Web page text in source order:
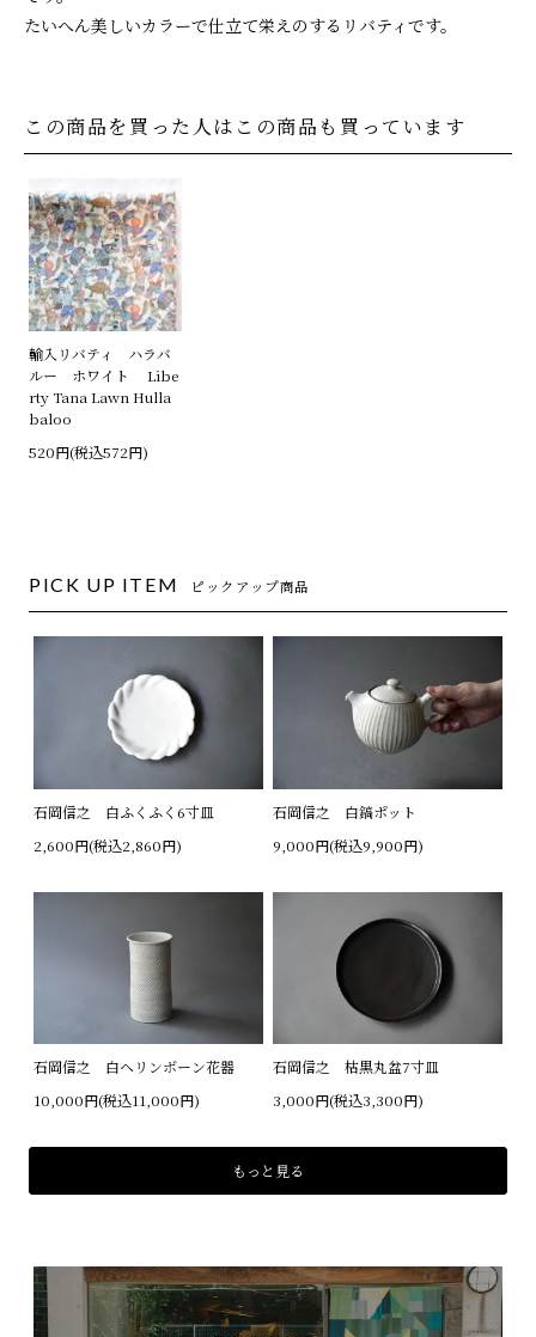
たいへん美しいカラーで仕立て栄えのするリバティです。
この商品を買った人はこの商品も買っています
輸入リバティ ハラバ
ルー ホワイト Libe
rty Tana Lawn Hulla
baloo
520円(税込572円)
PICK UP ITEM ピックアップ商品
石岡信之 白ふくふく6寸皿
2,600円(税込2,860円)
石岡信之 白鎬ポット
9,000円(税込9,900円)
石岡信之 白ヘリンボーン花器
10,000円(税込11,000円)
石岡信之 枯黒丸盆7寸皿
3,000円(税込3,300円)
もっと見る